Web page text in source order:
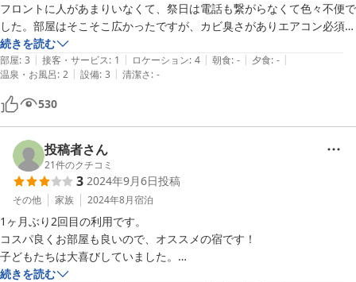
フロントに人があまりいなくて、祭日は電話も繋がらなくて色々不便で
した。部屋はそこそこ広かったですが、カビ臭さがありエアコン必須で
す。
海の近くで、特にホテルサービス等を望まないなら良いかと思います。
何かあったときは連絡等、不安なのが残念です。
続きを読む
部屋: 3 | 接客・サービス: 1 | ロケーション: 4 | 朝食: - | 夕食: - |
温泉・お風呂: 2 | 設備: 3 | 清潔さ: -
530
投稿者さん
21件のクチコミ
3 2024年9月6日投稿
その他 家族 2024年8月宿泊
1ヶ月ぶり2回目の利用です。
コスパ良くお部屋も良いので、オススメの宿です！
子どもたちは大喜びしていました。
ありがとうございました。
続きを読む